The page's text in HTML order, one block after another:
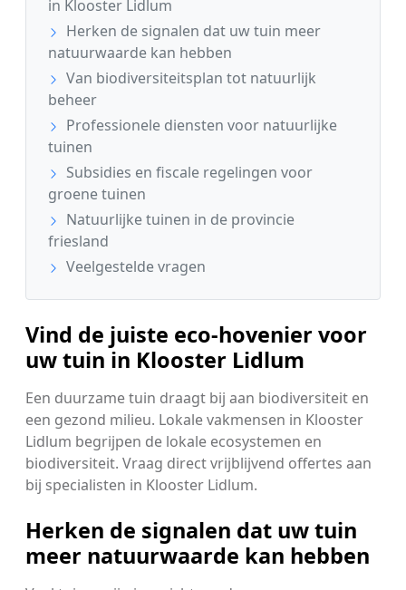
in Klooster Lidlum
Herken de signalen dat uw tuin meer
natuurwaarde kan hebben
Van biodiversiteitsplan tot natuurlijk
beheer
Professionele diensten voor natuurlijke
tuinen
Subsidies en fiscale regelingen voor
groene tuinen
Natuurlijke tuinen in de provincie
friesland
Veelgestelde vragen
Vind de juiste eco-hovenier voor
uw tuin in Klooster Lidlum
Een duurzame tuin draagt bij aan biodiversiteit en
een gezond milieu. Lokale vakmensen in Klooster
Lidlum begrijpen de lokale ecosystemen en
biodiversiteit. Vraag direct vrijblijvend offertes aan
bij specialisten in Klooster Lidlum.
Herken de signalen dat uw tuin
meer natuurwaarde kan hebben